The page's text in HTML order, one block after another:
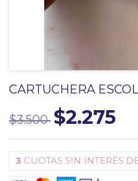
CARTUCHERA
$3.500 $2.275
3 CUOTAS SIN INTERÉS